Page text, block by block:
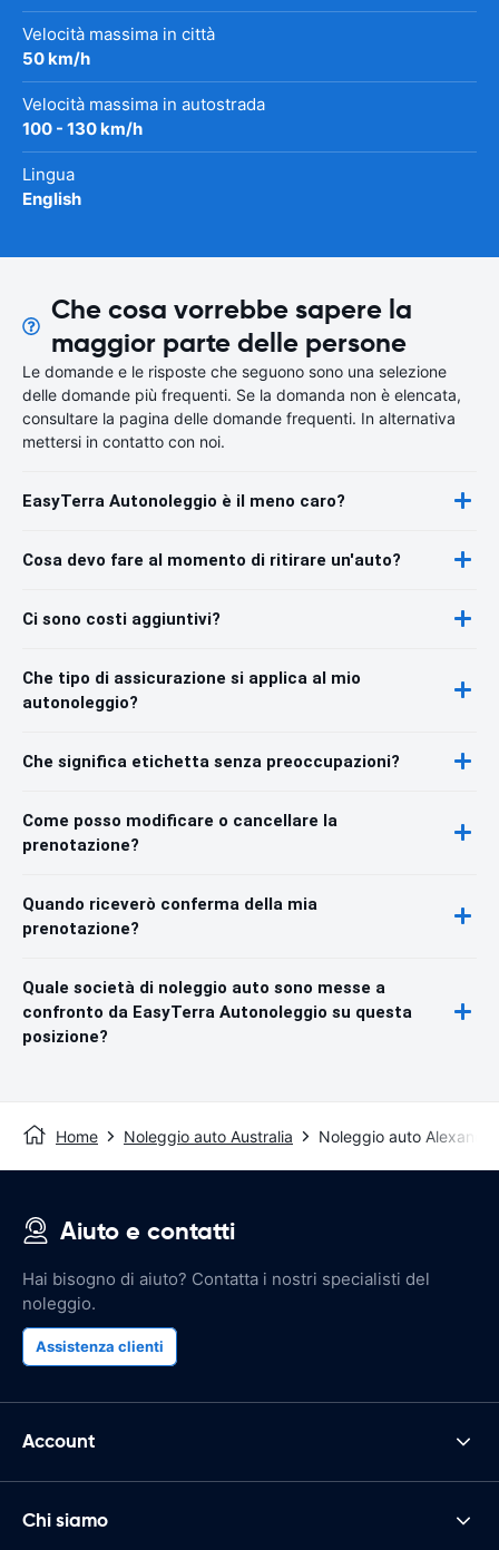
Velocità massima in città
50 km/h
Velocità massima in autostrada
100 - 130 km/h
Lingua
English
Che cosa vorrebbe sapere la
maggior parte delle persone
Le domande e le risposte che seguono sono una selezione
delle domande più frequenti. Se la domanda non è elencata,
consultare la pagina delle domande frequenti. In alternativa
mettersi in contatto con noi.
EasyTerra Autonoleggio è il meno caro?
Cosa devo fare al momento di ritirare un'auto?
Ci sono costi aggiuntivi?
Che tipo di assicurazione si applica al mio
autonoleggio?
Che significa etichetta senza preoccupazioni?
Come posso modificare o cancellare la
prenotazione?
Quando riceverò conferma della mia
prenotazione?
Quale società di noleggio auto sono messe a
confronto da EasyTerra Autonoleggio su questa
posizione?
Home Noleggio auto Australia Noleggio auto
Aiuto e contatti
Hai bisogno di aiuto? Contatta i nostri specialisti del
noleggio.
Assistenza clienti
Account
Chi siamo